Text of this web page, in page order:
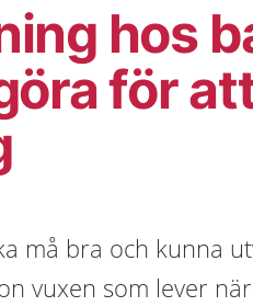
hos
för
må bra och kunna
vuxen som lever